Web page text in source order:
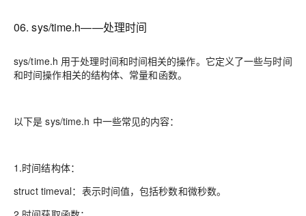
06. sys/time.h——处理时间
sys/time.h 用于处理时间和时间相关的操作。它定义了一些与时间
和时间操作相关的结构体、常量和函数。
以下是 sys/time.h 中一些常见的内容：
1.时间结构体：
struct timeval：表示时间值，包括秒数和微秒数。